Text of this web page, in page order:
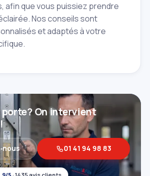
afin que vous puissiez prendre
Nos conseils sont
et adaptés à votre
porte? On intervient
01 41 94 98 83